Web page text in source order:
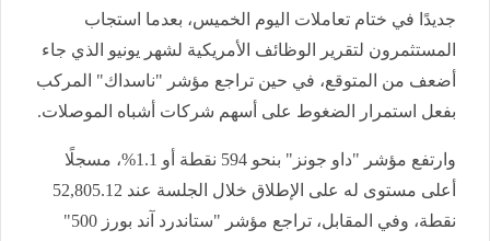
جديدًا في ختام تعاملات اليوم الخميس، بعدما استجاب
المستثمرون لتقرير الوظائف الأمريكية لشهر يونيو الذي جاء
أضعف من المتوقع، في حين تراجع مؤشر "ناسداك" المركب
بفعل استمرار الضغوط على أسهم شركات أشباه الموصلات.
وارتفع مؤشر "داو جونز" بنحو 594 نقطة أو 1.1%، مسجلًا
أعلى مستوى له على الإطلاق خلال الجلسة عند 52,805.12
نقطة، وفي المقابل، تراجع مؤشر "ستاندرد آند بورز 500"